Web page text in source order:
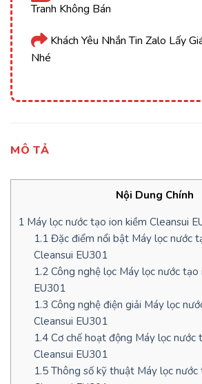
Tranh Không Bán
Khách Yêu Nhắn Tin Zalo Lấy
Nhé
MÔ TẢ
Nội Dung Chính
1 Máy lọc nước tạo ion kiềm Cleansui
1.1Đặc điểm nổi bật Máy lọc nước
Cleansui EU301
1.2Công nghệ lọc Máy lọc nước tạo
EU301
1.3 Công nghệ điện giải Máy lọc
Cleansui EU301
1.4Cơ chế hoạt động Máy lọc nước
Cleansui EU301
1.5Thông số kỹ thuật Máy lọc nước